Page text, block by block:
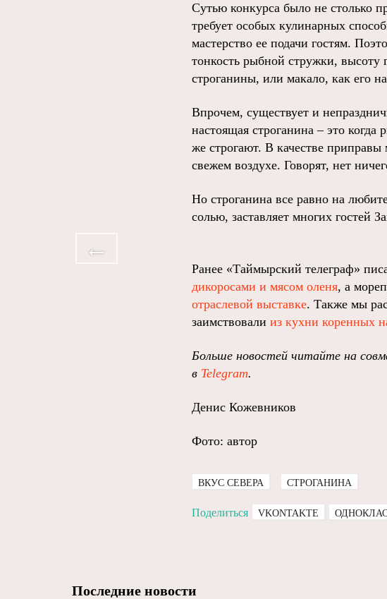
Сутью конкурса было не столько
требует особых кулинарных
мастерство ее подачи гостям.
тонкость рыбной стружки, высоту
строганины, или макало, как его
Впрочем, существует и
настоящая строганина – это когда
же строгают. В качестве
свежем воздухе. Говорят, нет
Но строганина все равно на
солью, заставляет многих гостей
Ранее «Таймырский телеграф»
дикоросами и мясом оленя, а
отраслевой выставке. Также мы
заимствовали из кухни коренных
Больше новостей читайте на
в Telegram.
Денис Кожевников
Фото: автор
ВКУС СЕВЕРА СТРОГАНИНА
Поделиться VKONTAKTE
Последние новости